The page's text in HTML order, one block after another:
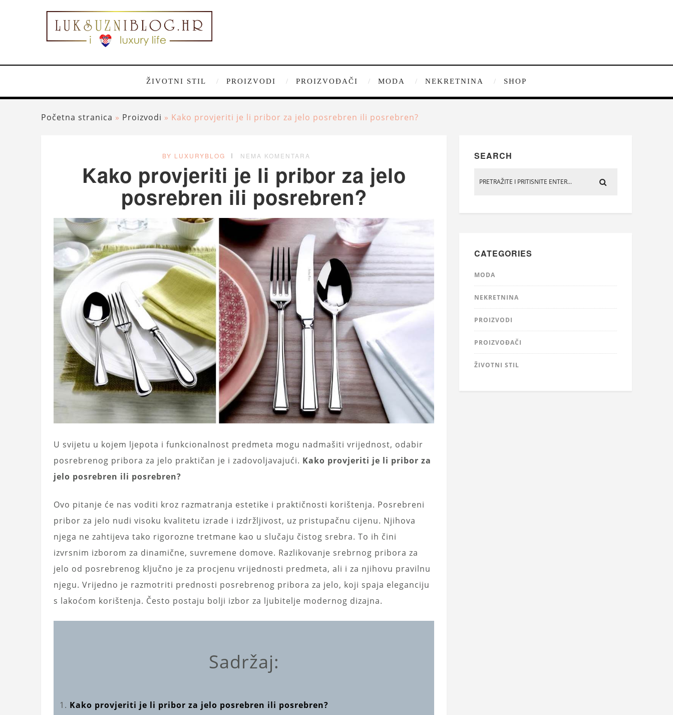
ŽIVOTNI STIL PROIZVODI PROIZVOĐAČI MODA NEKRETNINA SHOP
Početna stranica » Proizvodi » Kako provjeriti je li pribor za jelo posrebren ili posrebren?
BY LUXURYBLOG NEMA KOMENTARA
Kako provjeriti je li pribor za jelo
posrebren ili posrebren?
U svijetu u kojem ljepota i funkcionalnost predmeta mogu nadmašiti vrijednost, odabir
posrebrenog pribora za jelo praktičan je i zadovoljavajući. Kako provjeriti je li pribor za
jelo posrebren ili posrebren?
Ovo pitanje će nas voditi kroz razmatranja estetike i praktičnosti korištenja. Posrebreni
pribor za jelo nudi visoku kvalitetu izrade i izdržljivost, uz pristupačnu cijenu. Njihova
njega ne zahtijeva tako rigorozne tretmane kao u slučaju čistog srebra. To ih čini
izvrsnim izborom za dinamične, suvremene domove. Razlikovanje srebrnog pribora za
jelo od posrebrenog ključno je za procjenu vrijednosti predmeta, ali i za njihovu pravilnu
njegu. Vrijedno je razmotriti prednosti posrebrenog pribora za jelo, koji spaja eleganciju
s lakoćom korištenja. Često postaju bolji izbor za ljubitelje modernog dizajna.
Sadržaj:
Kako provjeriti je li pribor za jelo posrebren ili posrebren?
SEARCH
CATEGORIES
MODA
NEKRETNINA
PROIZVODI
PROIZVOĐAČI
ŽIVOTNI STIL